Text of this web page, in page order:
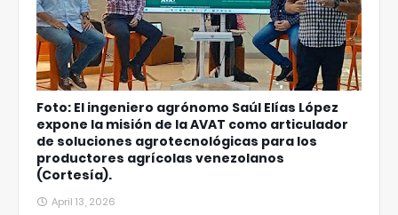
Foto: El ingeniero agrónomo Saúl Elías López
expone la misión de la AVAT como articulador
de soluciones agrotecnológicas para los
productores agrícolas venezolanos
(Cortesía).
April 13, 2026